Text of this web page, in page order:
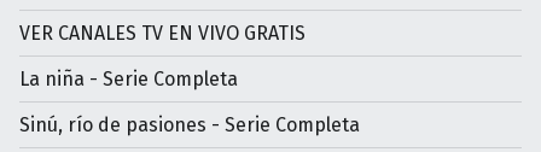
VER CANALES TV EN VIVO GRATIS
La niña - Serie Completa
Sinú, río de pasiones - Serie Completa